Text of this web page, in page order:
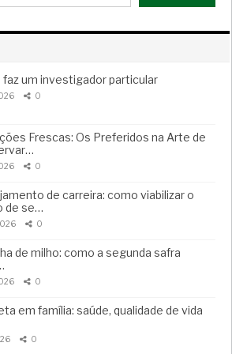
faz um investigador particular
0
Frescas: Os Preferidos na Arte de
0
de carreira: como viabilizar o
de se…
0
de milho: como a segunda safra
0
em família: saúde, qualidade de vida
0